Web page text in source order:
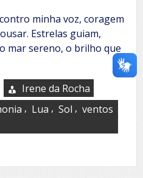
minha voz, coragem
Estrelas guiam,
mar sereno, o brilho que
Irene da Rocha
, Lua , Sol , ventos